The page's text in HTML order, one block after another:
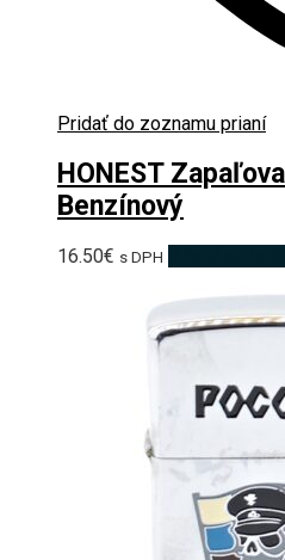
Pridať do zoznamu prianí
HONEST
Benzínový
16.50€ s DPH